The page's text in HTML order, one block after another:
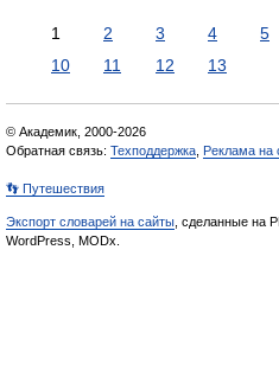
1 2 3 4 5
10
11 12 13
© Академик, 2000-2026
Обратная связь: Техподдержка Реклама на
👣 Путешествия
Экспорт словарей на сайты , сделанные на
WordPress, MODx.